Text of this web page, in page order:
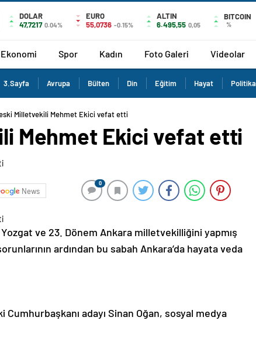
DOLAR
47,7217 0.04%
EURO
55,0736 -0.15%
ALTIN
6.495,55 0,05
BITCOIN
%
Ekonomi Spor Kadın Foto Galeri Videolar
3.Sayfa Avrupa Bülten Din Eğitim Hayat Politika
Milletvekili Mehmet Ekici vefat etti
Mehmet Ekici vefat etti
News
0
ve 23. Dönem Ankara milletvekilliğini yapmış
ardından bu sabah Ankara’da hayata veda
adayı Sinan Oğan, sosyal medya